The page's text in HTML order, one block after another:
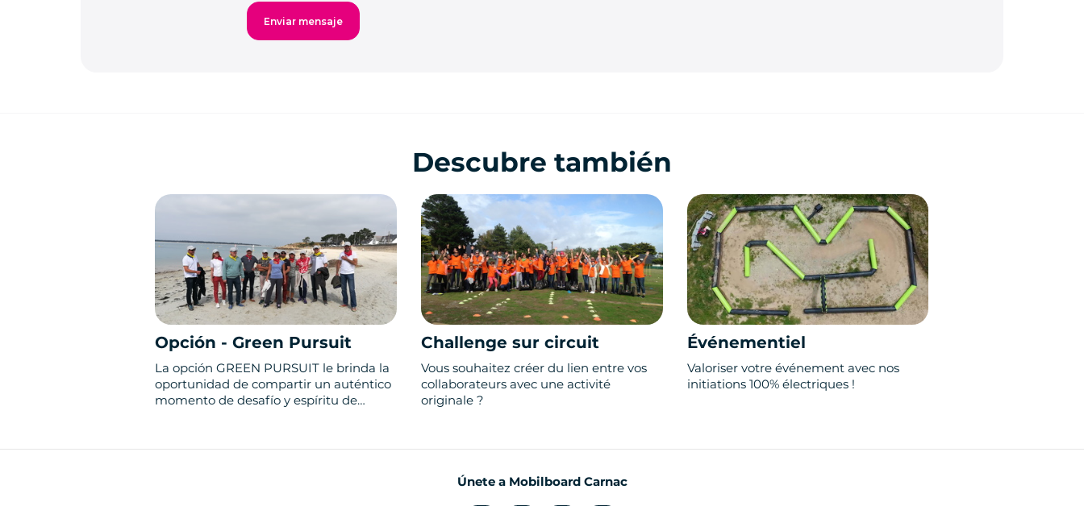
Descubre también
Opción - Green Pursuit
La opción GREEN PURSUIT le brinda la
oportunidad de compartir un auténtico
momento de desafío y espíritu de
Challenge sur circuit
Vous souhaitez créer du lien entre vos
collaborateurs avec une activité
originale ?
Événementiel
Valoriser votre événement avec nos
initiations 100% électriques !
Únete a Mobilboard Carnac